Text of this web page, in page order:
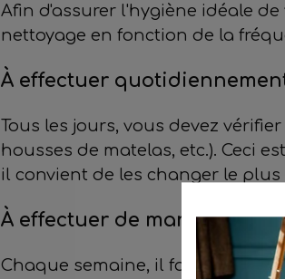
Afin d'assurer l'hygiène idéale
nettoyage en fonction de la
À effectuer
Tous les jours, vous devez
housses de matelas, etc.). Ceci
il convient de les changer le
À effectuer de manière
Chaque semaine, il faut